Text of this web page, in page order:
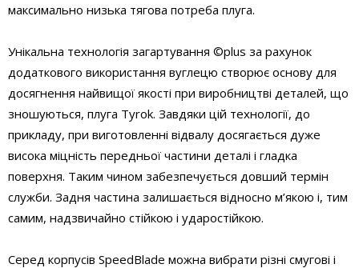
максимально низька тягова потреба плуга.
Унікальна технологія загартування ©plus за рахунок
додаткового використання вуглецю створює основу для
досягнення найвищої якості при виробництві деталей, що
зношуються, плуга Tyrok. Завдяки цій технології, до
прикладу, при виготовленні відвалу досягається дуже
висока міцність передньої частини деталі і гладка
поверхня. Таким чином забезпечується довший термін
служби. Задня частина залишається відносно м’якою і, тим
самим, надзвичайно стійкою і ударостійкою.
Серед корпусів SpeedBlade можна вибрати різні смугові і